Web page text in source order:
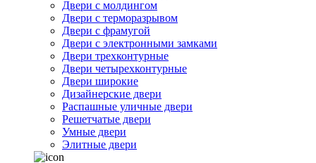
Двери с молдингом
Двери с терморазрывом
Двери с фрамугой
Двери с электронными замками
Двери трехконтурные
Двери четырехконтурные
Двери широкие
Дизайнерские двери
Распашные уличные двери
Решетчатые двери
Умные двери
Элитные двери